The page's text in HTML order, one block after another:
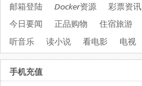
邮箱登陆 Docker资源
彩票资讯
今日要闻
正品购物
住宿旅游
听音乐
读小说 看电影 电视
手机充值